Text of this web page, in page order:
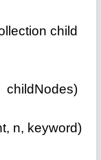
child
childNodes)
keyword)